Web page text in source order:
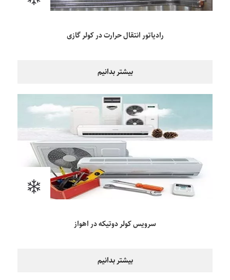
رادیاتور انتقال حرارت در کولر گازی
بیشتر بدانیم
سرویس کولر دوتیکه در اهواز
بیشتر بدانیم